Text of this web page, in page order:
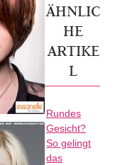
ÄHNLIC
HE
ARTIKE
L
Rundes
Gesicht?
So gelingt
das